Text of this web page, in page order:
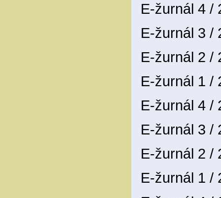
E-žurnál 4 /
E-žurnál 3 /
E-žurnál 2 /
E-žurnál 1 /
E-žurnál 4 /
E-žurnál 3 /
E-žurnál 2 /
E-žurnál 1 /